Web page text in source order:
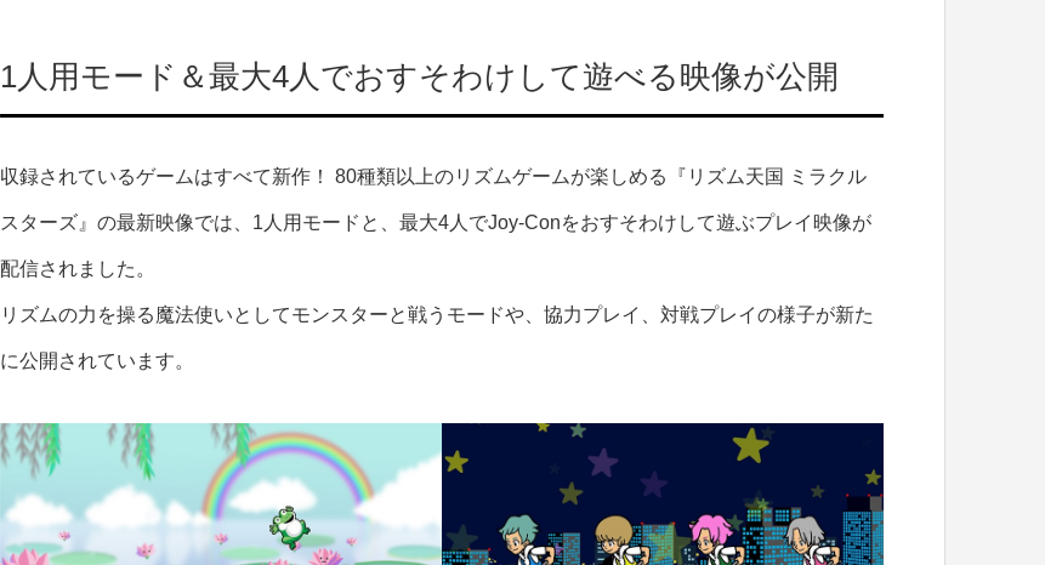
1人用モード＆最大4人でおすそわけして遊べる映像が公開
収録されているゲームはすべて新作！ 80種類以上のリズムゲームが楽しめる『リズム天国 ミラクル
スターズ』の最新映像では、1人用モードと、最大4人でJoy-Conをおすそわけして遊ぶプレイ映像が
配信されました。
リズムの力を操る魔法使いとしてモンスターと戦うモードや、協力プレイ、対戦プレイの様子が新た
に公開されています。